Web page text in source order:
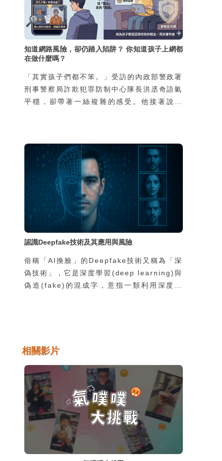
知道網路風險，卻仍踏入陷阱？ 你知道孩子上網都
在做什麼嗎？
「其實孩子們都不笨。」受訪的內政部警政署
刑事警察局詐欺犯罪防制中心隊長洪丞奇語氣
平穩，卻帶著一絲複雜的感受。他接著說：
到兩成，其餘八成都是再普通不過的家庭，家
裡沒有特別辛苦，也不是因為缺錢。」那為什
麼這些學生還要冒險去從事這樣的違法行為
呢？
認識Deepfake技術及其應用與風險
俗稱「AI換臉」的Deepfake技術又稱為「深
偽技術」，它是深度學習(deep learning)與
偽造(fake)的混成字，意指一類利用深度學
上，因此各種相關的善意或惡意的應用方式層
Deepfake技術帶來的巨大衝擊。
相關影片